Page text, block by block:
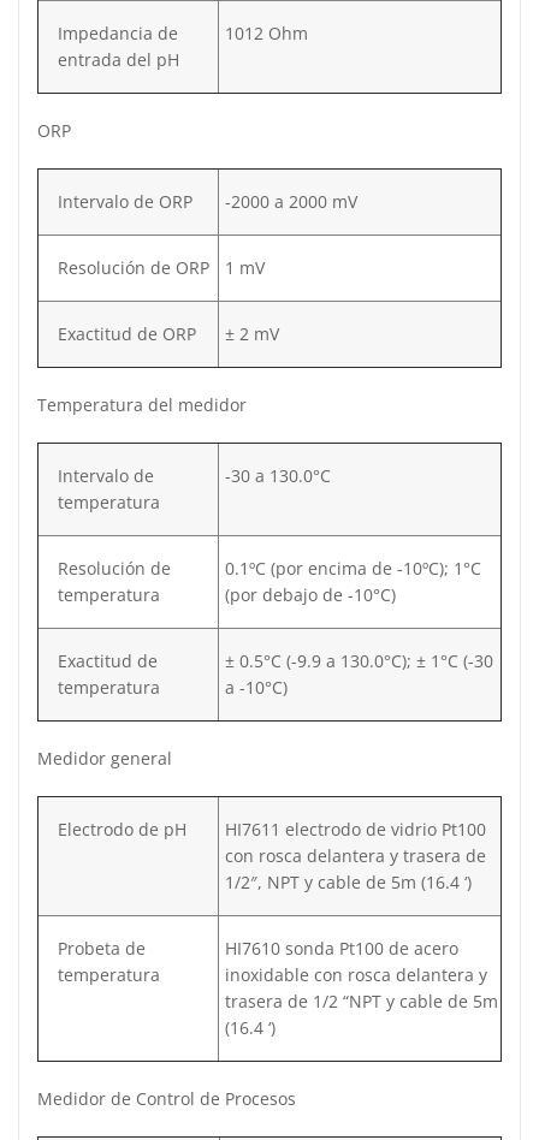
Impedancia de
entrada del pH
1012 Ohm
ORP
Intervalo de ORP -2000 a 2000 mV
Resolución de ORP 1 mV
Exactitud de ORP ± 2 mV
Temperatura del medidor
Intervalo de
temperatura
-30 a 130.0°C
Resolución de
temperatura
0.1ºC (por encima de -10ºC); 1°C
(por debajo de -10°C)
Exactitud de
temperatura
± 0.5°C (-9.9 a 130.0°C); ± 1°C (-30
a -10°C)
Medidor general
Electrodo de pH
HI7611 electrodo de vidrio Pt100
con rosca delantera y trasera de
1/2″, NPT y cable de 5m (16.4 ‘)
Probeta de
temperatura
HI7610 sonda Pt100 de acero
inoxidable con rosca delantera y
trasera de 1/2 “NPT y cable de 5m
(16.4 ‘)
Medidor de Control de Procesos